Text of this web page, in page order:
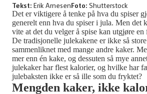
Tekst: Erik ArnesenFoto: Shutterstock
Det er viktigere å tenke på hva du spiser
generelt enn hva du spiser i jula. Men det
vite at det du velger å spise kan utgjøre en
De tradisjonelle julekakene er ikke så
sammenliknet med mange andre kaker.
mer enn én kake, og dessuten så mye
julekaker har flest kalorier, og hvilke har
julebaksten ikke er så ille som du fryktet?
Mengden kaker, ikke